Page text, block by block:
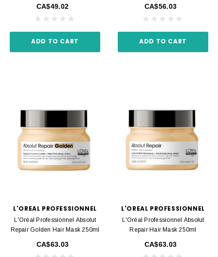
CA$49.02
ADD TO CART
CA$56.03
ADD TO CART
L'OREAL PROFESSIONNEL
L'Oréal Professionnel Absolut
Repair Golden Hair Mask 250ml
CA$63.03
L'OREAL PROFESSIONNEL
L'Oréal Professionnel Absolut
Repair Hair Mask 250ml
CA$63.03